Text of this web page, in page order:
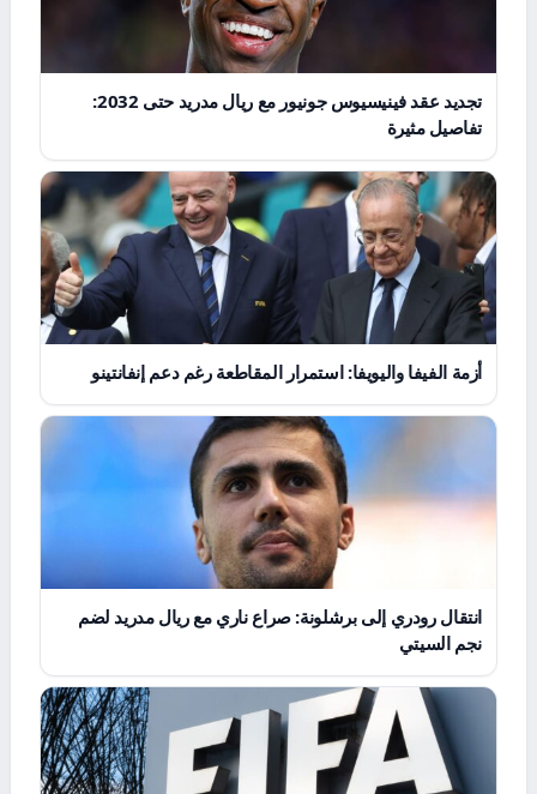
تجديد عقد فينيسيوس جونيور مع ريال مدريد حتى 2032:
تفاصيل مثيرة
أزمة الفيفا واليويفا: استمرار المقاطعة رغم دعم إنفانتينو
انتقال رودري إلى برشلونة: صراع ناري مع ريال مدريد لضم
نجم السيتي